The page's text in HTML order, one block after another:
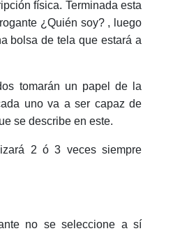
física. Terminada esta
¿Quién soy? , luego
bolsa de tela que estará a
tomarán un papel de la
uno va a ser capaz de
se describe en este.
2 ó 3 veces siempre
no se seleccione a sí